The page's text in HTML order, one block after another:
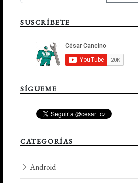
SUSCRÍBETE
SÍGUEME
CATEGORÍAS
Android